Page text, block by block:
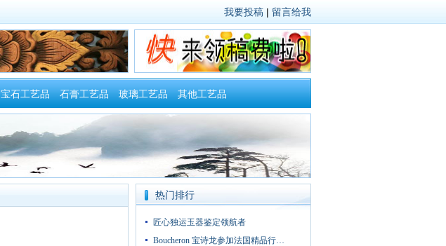
我要投稿 | 留言给我
宝石工艺品 石膏工艺品 玻璃工艺品 其他工艺品
热门排行
匠心独运玉器鉴定领航者
Boucheron 宝诗龙参加法国精品行…